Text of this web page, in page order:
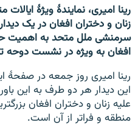
همۀ سایت‌های رادیو آزادی/
رینا امیری، نمایندۀ ویژۀ
زنان و دختران افغان در یک
سرمنشی ملل متحد به اهمیت
افغان به ویژه در نشست دوحه
رینا امیری روز جمعه در
این دیدار هر دو طرف به این
علیه زنان و دختران افغان
منطقه و فراتر از آن است.